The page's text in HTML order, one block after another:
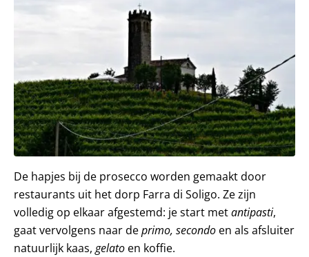
De hapjes bij de prosecco worden gemaakt door
restaurants uit het dorp Farra di Soligo. Ze zijn
volledig op elkaar afgestemd: je start metantipasti,
gaat vervolgens naar deprimo, secondo en als afsluiter
natuurlijk kaas, gelato en koffie.